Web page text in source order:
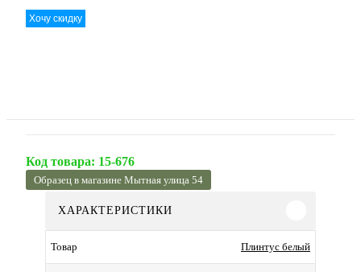
Хочу скидку
Код товара: 15-676
Образец в магазине Мытная улица 54
ХАРАКТЕРИСТИКИ
Товар Плинтус белый